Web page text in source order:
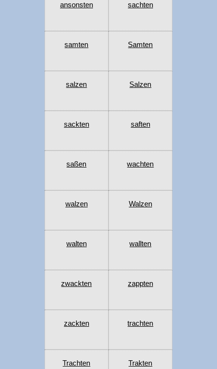
ansonsten sachten
samten Samten
salzen Salzen
sackten saften
saßen wachten
walzen Walzen
walten wallten
zwackten zappten
zackten trachten
Trachten Trakten